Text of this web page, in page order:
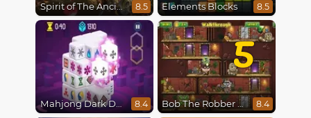
Spirit of The Ancient Forest 8.5 Elements Blocks 8.5
Mahjong Dark Dimensions 8.4
5
Bob The Robber 5 The Temple Adventure 8.4